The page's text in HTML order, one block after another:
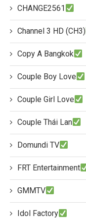
CHANGE2561
Channel 3 HD (CH3)
Copy A Bangkok
Couple Boy Love
Couple Girl Love
Couple Thái Lan
Domundi TV
FRT Entertainment
GMMTV
Idol Factory